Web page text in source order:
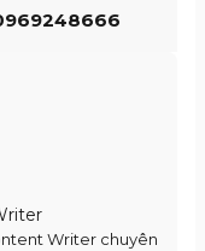
Writer chuyên